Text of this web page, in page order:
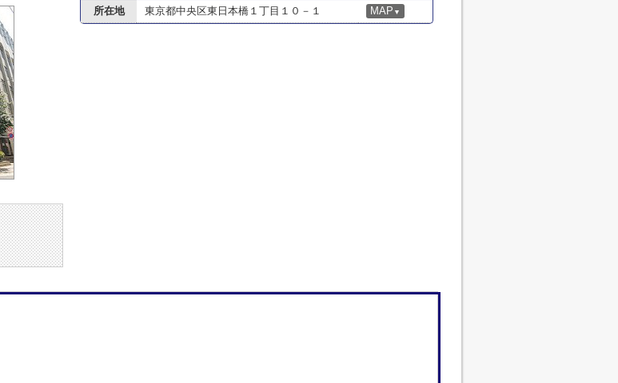
所在地
東京都中央区東日本橋１丁目１０－１ MAP ▼